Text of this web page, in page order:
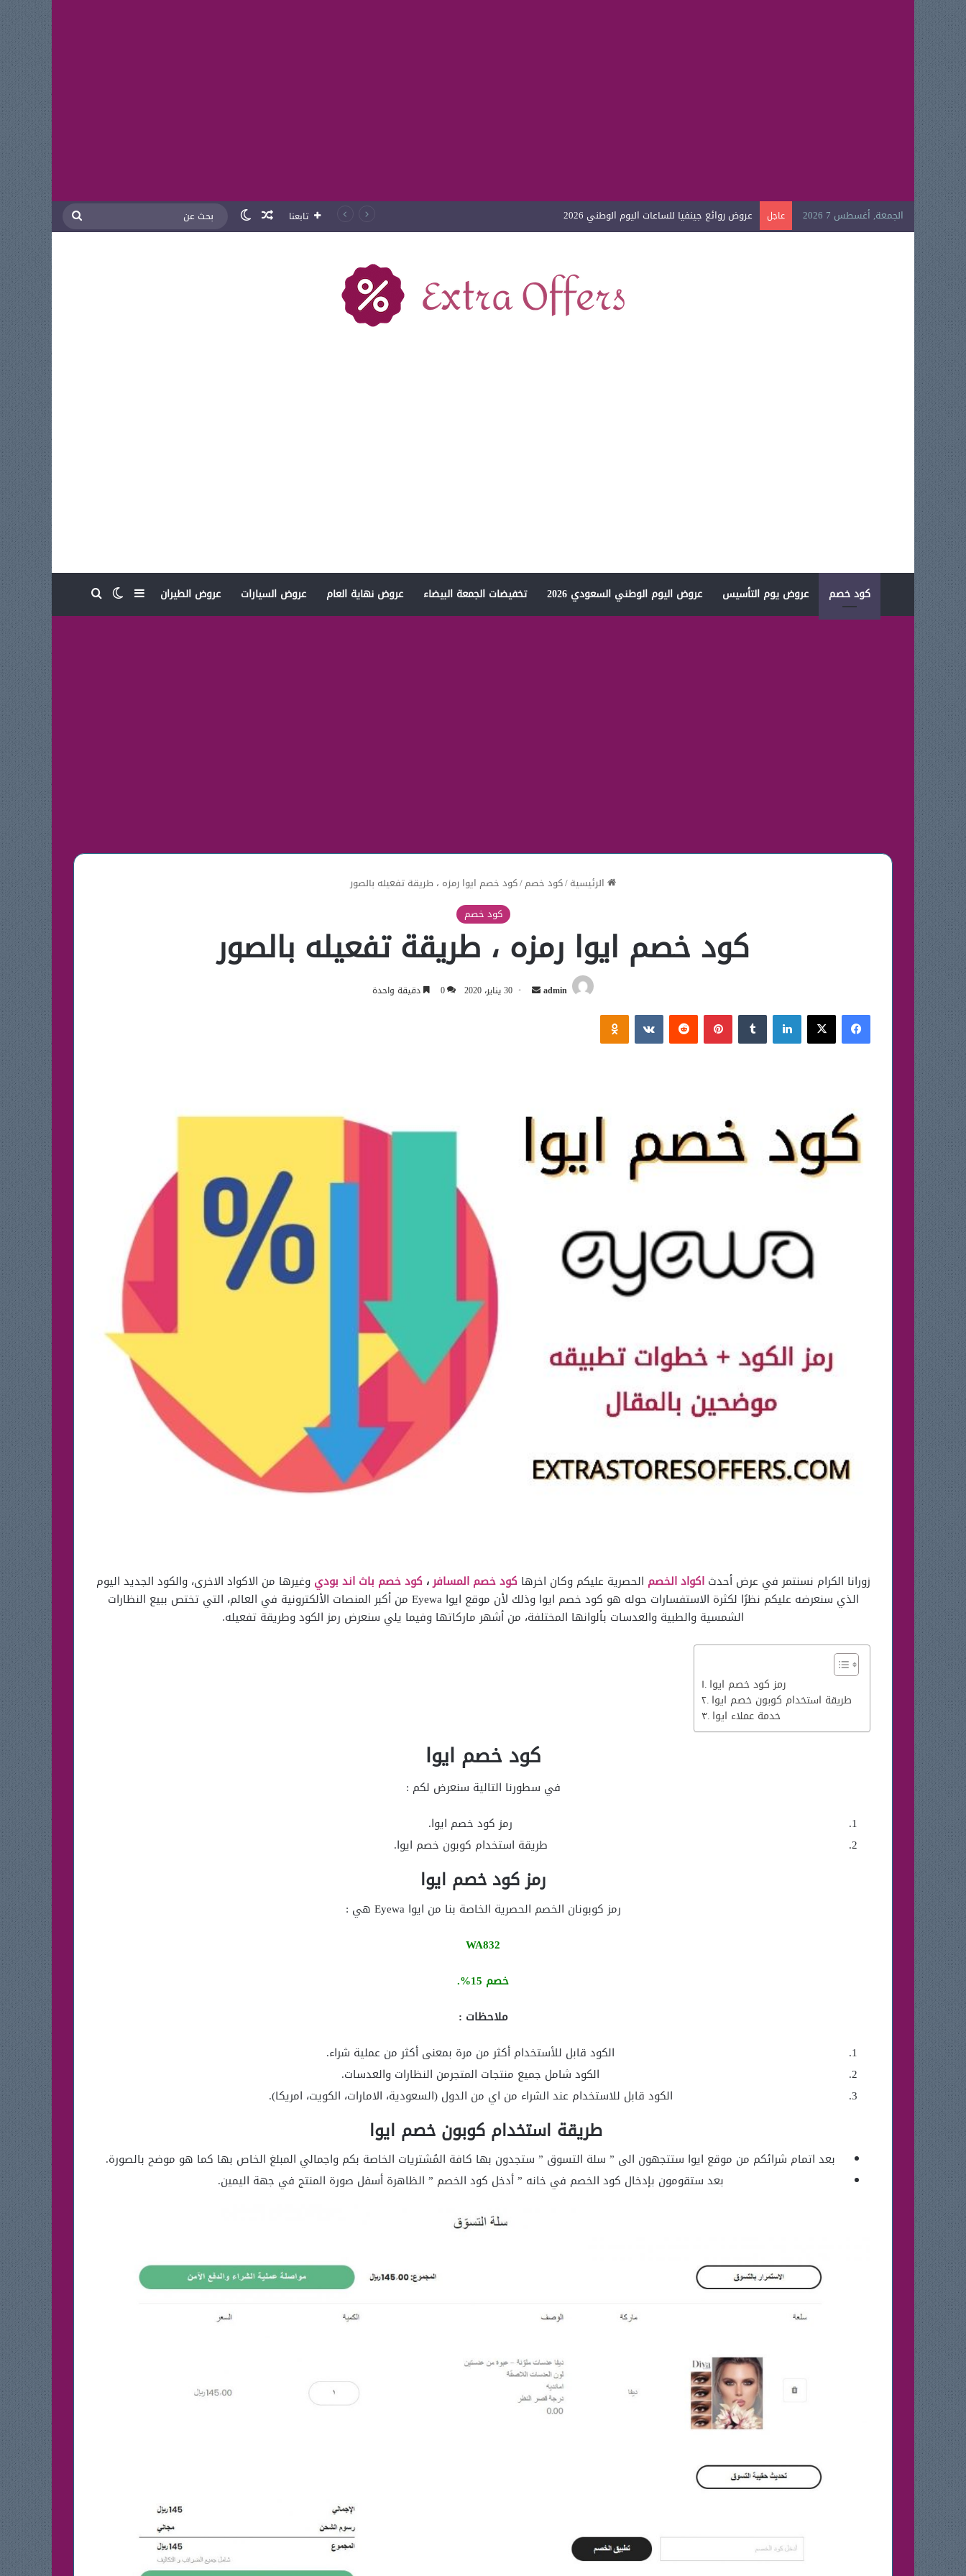
الجمعة, أغسطس 7 2026 عاجل عروض روائع جينفيا للساعات اليوم الوطني 2026 تابعنا مقال عشوائي
الوضع المظلم
بحث
كود خصم عروض يوم التأسيس عروض اليوم الوطني السعودي 2026 تخفيضات الجمعة البيضاء عروض نهاية العام عروض السيارات عروض الطيران إضافة عمود جانبي
الوضع المظلم
بحث عن
الرئيسية/كود خصم/كود خصم ايوا رمزه ، طريقة تفعيله بالصور
كود خصم
كود خصم ايوا رمزه ، طريقة تفعيله بالصور
admin
أرسل 30 يناير، 2020 0 دقيقة واحدة
فيسبوك‫X لينكدإن بينتيريست Odnoklassniki
زورانا الكرام نسنتمر في عرض أحدثاكواد الخصم الحصرية عليكم وكان اخرهاكود خصم المسافر،كود خصم باث اند بودي وغيرها من الاكواد الاخرى، والكود الجديد اليوم
الذي سنعرضه عليكم نظرًا لكثرة الاستفسارات حوله هو كود خصم ايوا وذلك لأن موقع ايوا Eyewa من أكبر المنصات الألكترونية في العالم، التي تختص ببيع النظارات
الشمسية والطبية والعدسات بألوانها المختلفة، من أشهر ماركاتها وفيما يلي سنعرض رمز الكود وطريقة تفعيله.
رمز كود خصم ايوا
خدمة عملاء ايوا
كود خصم ايوا
في سطورنا التالية سنعرض لكم :
رمز كود خصم ايوا.
طريقة استخدام كوبون خصم ايوا.
رمز كود خصم ايوا
رمز كوبونان الخصم الحصرية الخاصة بنا من ايوا Eyewa هي :
WA832
خصم 15%.
ملاحظات :
الكود قابل للأستخدام أكثر من مرة بمعنى أكثر من عملية شراء.
الكود شامل جميع منتجات المتجرمن النظارات والعدسات.
الكود قابل للاستخدام عند الشراء من اي من الدول (السعودية، الامارات، الكويت، امريكا).
طريقة استخدام كوبون خصم ايوا
بعد اتمام شرائكم من موقع ايوا ستتجهون الى ” سلة التسوق ” ستجدون بها كافة المُشتريات الخاصة بكم واجمالي المبلغ الخاص بها كما هو موضح بالصورة.
بعد ستقومون بإدخال كود الخصم في خانه ” أدخل كود الخصم ” الظاهرة أسفل صورة المنتج في جهة اليمين.